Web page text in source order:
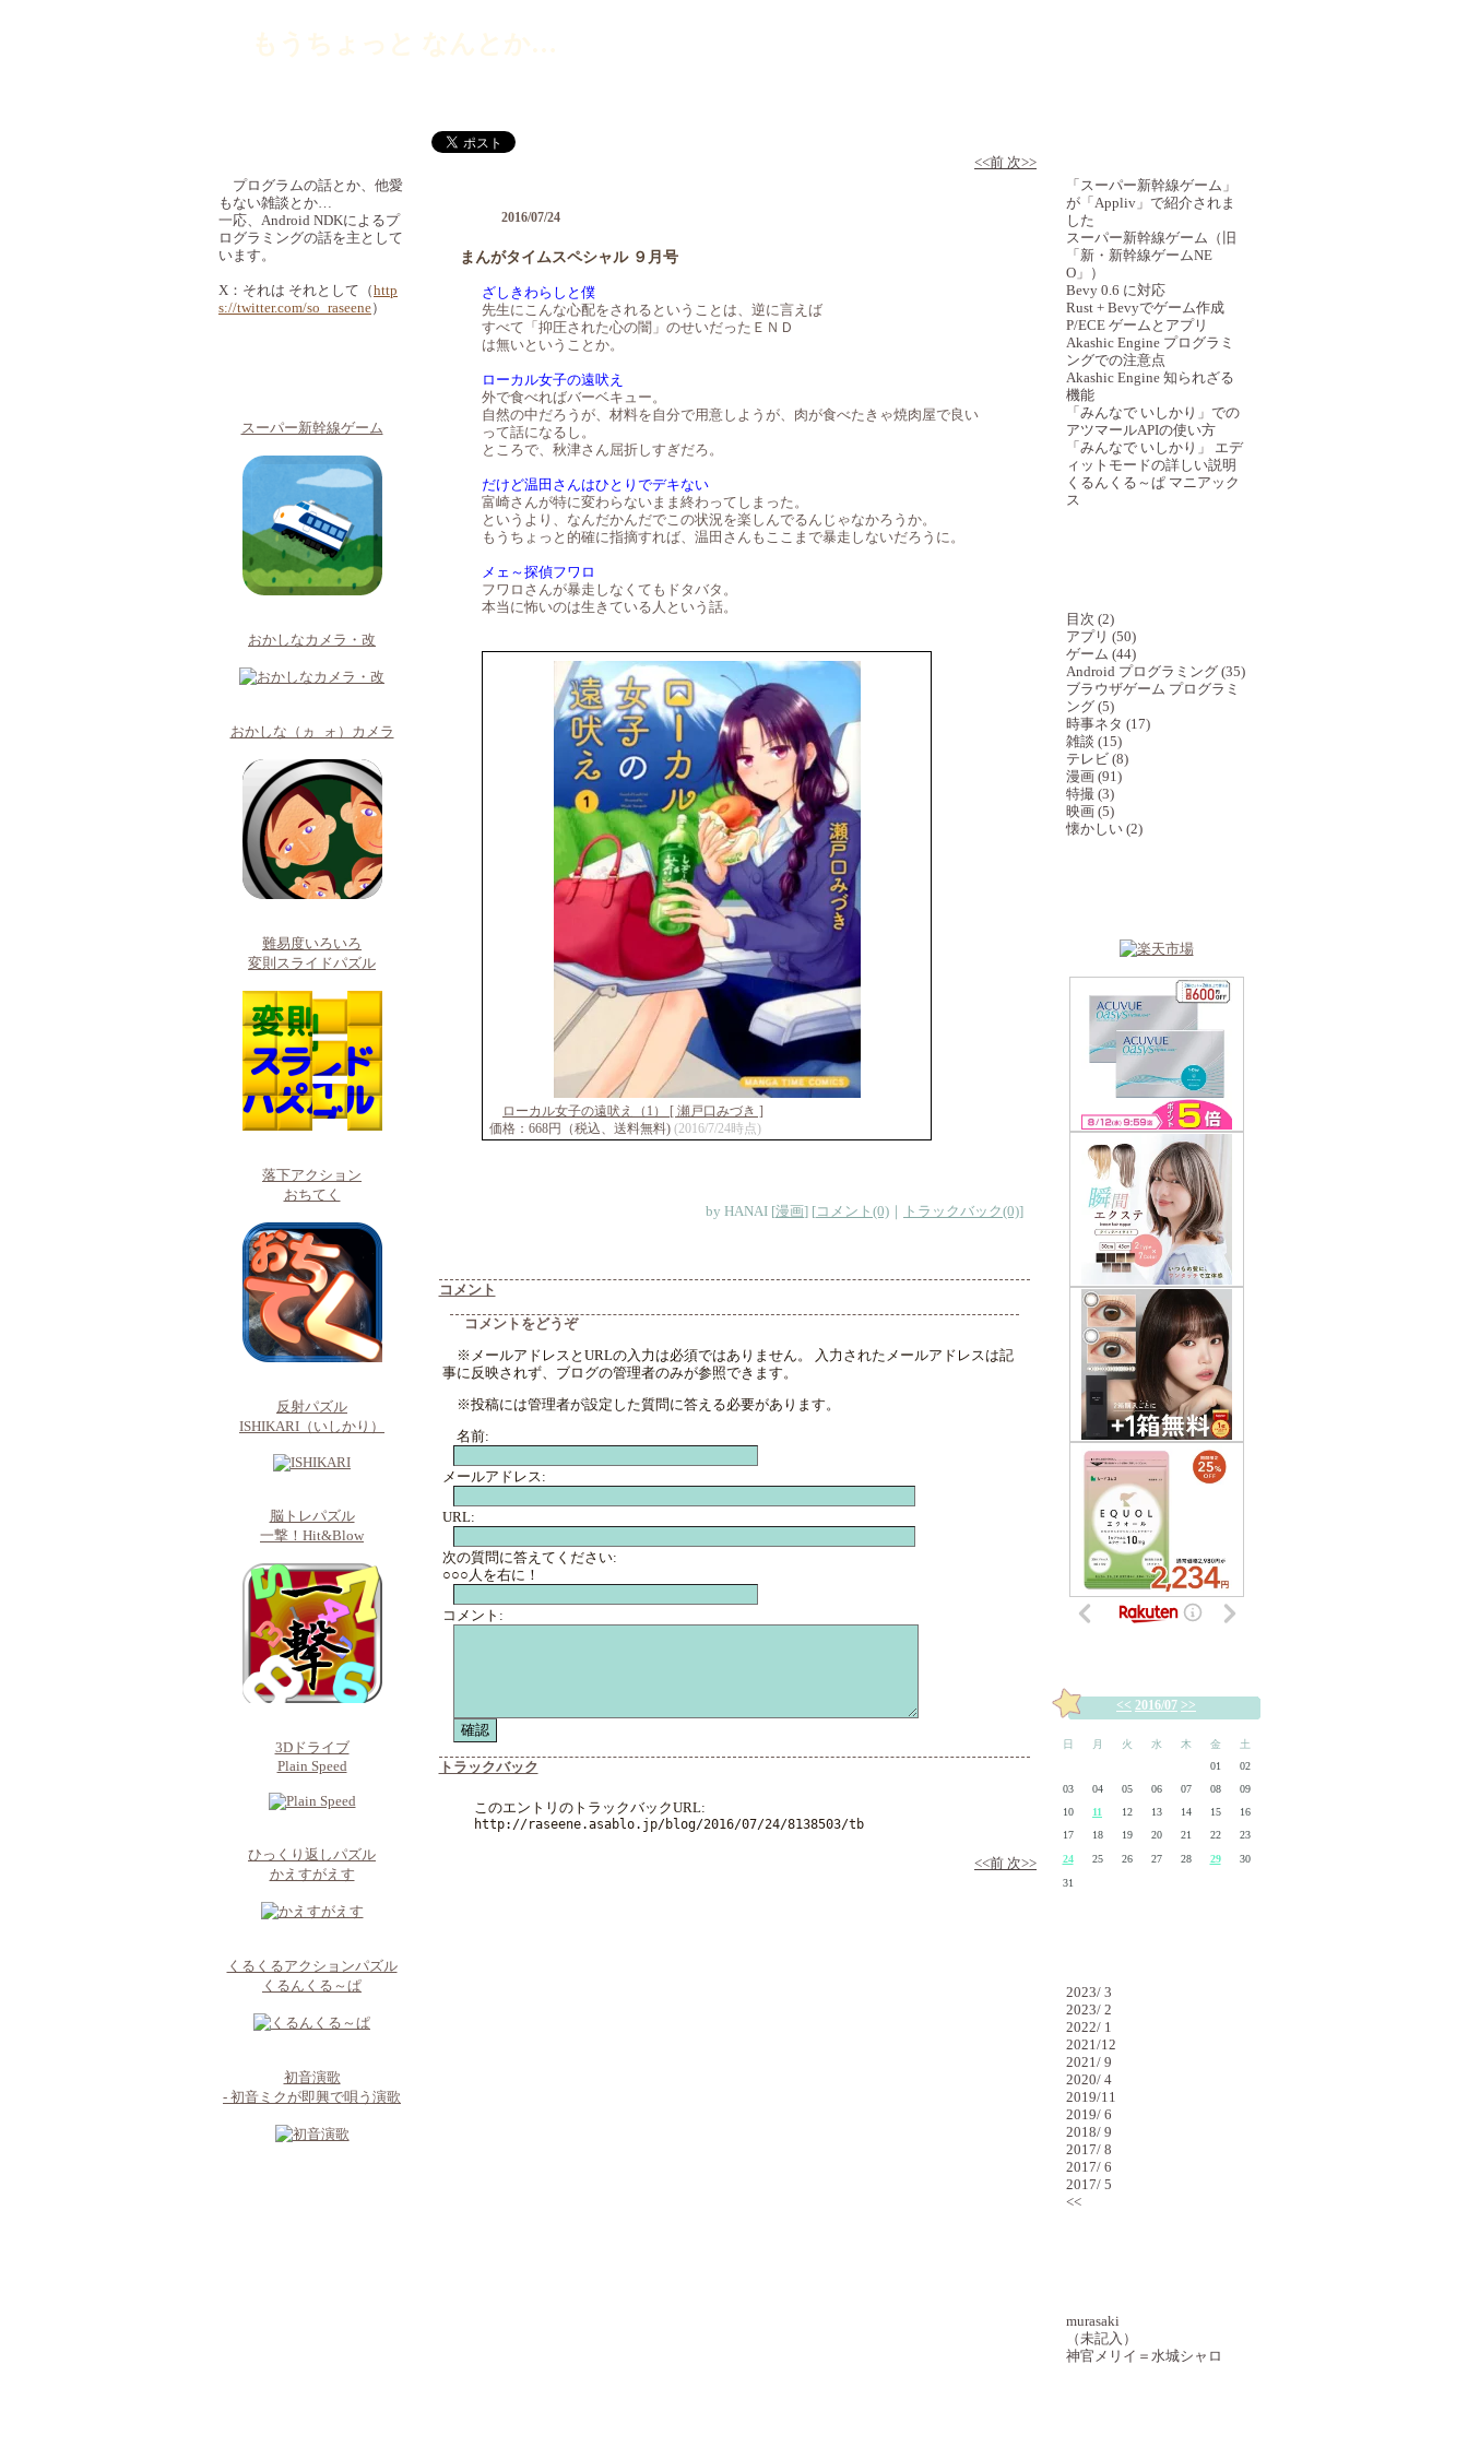
もうちょっと なんとか…
プログラムの話とか、他愛
もない雑談とか…
一応、Android NDKによるプ
ログラミングの話を主として
います。
X：それは それとして（http
s://twitter.com/so_raseene）
スーパー新幹線ゲーム
おかしなカメラ・改
おかしな（ヵ_ォ）カメラ
難易度いろいろ
変則スライドパズル
落下アクション
おちてく
反射パズル
ISHIKARI（いしかり）
脳トレパズル
一撃！Hit&Blow
3Dドライブ
Plain Speed
ひっくり返しパズル
かえすがえす
くるくるアクションパズル
くるんくる～ぱ
初音演歌
- 初音ミクが即興で唄う演歌
<<前 次>>
まんがタイムスペシャル ９月号
2016/07/24
ざしきわらしと僕
先生にこんな心配をされるということは、逆に言えば
すべて「抑圧された心の闇」のせいだったＥＮＤ
は無いということか。
ローカル女子の遠吠え
外で食べればバーベキュー。
自然の中だろうが、材料を自分で用意しようが、肉が食べたきゃ焼肉屋で良い
って話になるし。
ところで、秋津さん屈折しすぎだろ。
だけど温田さんはひとりでデキない
富崎さんが特に変わらないまま終わってしまった。
というより、なんだかんだでこの状況を楽しんでるんじゃなかろうか。
もうちょっと的確に指摘すれば、温田さんもここまで暴走しないだろうに。
メェ～探偵フワロ
フワロさんが暴走しなくてもドタバタ。
本当に怖いのは生きている人という話。
ローカル女子の遠吠え（1） [ 瀬戸口みづき ]
価格：668円（税込、送料無料) (2016/7/24時点)
by HANAI [漫画] [コメント(0) ｜ トラックバック(0)]
コメント
コメントをどうぞ
※メールアドレスとURLの入力は必須ではありません。 入力されたメールアドレスは記
事に反映されず、ブログの管理者のみが参照できます。
※投稿には管理者が設定した質問に答える必要があります。
名前:
メールアドレス:
URL:
次の質問に答えてください:
○○○人を右に！
コメント:
トラックバック
このエントリのトラックバックURL:
http://raseene.asablo.jp/blog/2016/07/24/8138503/tb
<<前 次>>
「スーパー新幹線ゲーム」
が「Appliv」で紹介されま
した
スーパー新幹線ゲーム（旧
「新・新幹線ゲームNE
O」）
Bevy 0.6 に対応
Rust + Bevyでゲーム作成
P/ECE ゲームとアプリ
Akashic Engine プログラミ
ングでの注意点
Akashic Engine 知られざる
機能
「みんなで いしかり」での
アツマールAPIの使い方
「みんなで いしかり」 エデ
ィットモードの詳しい説明
くるんくる～ぱ マニアック
ス
目次 (2)
アプリ (50)
ゲーム (44)
Android プログラミング (35)
ブラウザゲーム プログラミ
ング (5)
時事ネタ (17)
雑談 (15)
テレビ (8)
漫画 (91)
特撮 (3)
映画 (5)
懐かしい (2)
<< 2016/07 >>
日 月 火 水 木 金
土
01
02
03
04 05 06 07 08
09
10
11 12 13 14 15
16
17
18 19 20 21 22
23
24
25 26 27 28 29
30
31
2023/ 3
2023/ 2
2022/ 1
2021/12
2021/ 9
2020/ 4
2019/11
2019/ 6
2018/ 9
2017/ 8
2017/ 6
2017/ 5
<<
murasaki
（未記入）
神官メリイ＝水城シャロ